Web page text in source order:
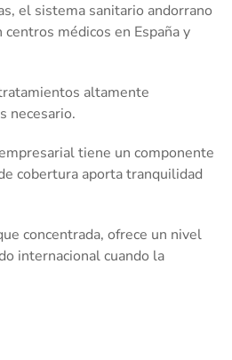
el sistema sanitario andorrano
centros médicos en España y
altamente
necesario.
tiene un componente
cobertura aporta tranquilidad
concentrada, ofrece un nivel
internacional cuando la